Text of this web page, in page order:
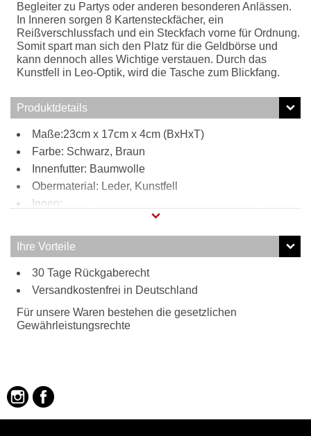
Begleiter zu Partys oder anderen besonderen Anlässen.
In Inneren sorgen 8 Kartensteckfächer, ein
Reißverschlussfach und ein Steckfach vorne für Ordnung.
Somit spart man sich den Platz für die Geldbörse und
kann dennoch alles Wichtige verstauen. Durch das
Kunstfell in Leo-Optik, wird die Tasche zum Blickfang.
Produktdetails
Maße:23cm x 17cm x 4cm (BxHxT)
Farbe: Schwarz, Braun
Innenfutter: Baumwolle
Obermaterial: Leder, Kunstfell
Innen:
8 Kartensteckfächer
Reißverschlussfach
Steckfach vorne
Tragweise:
Handgelenksschlaufe
als Clutch
Besonderheiten:
Ihre Vorteile
30 Tage Rückgaberecht
Versandkostenfrei in Deutschland
Für unsere Waren bestehen die gesetzlichen
Gewährleistungsrechte